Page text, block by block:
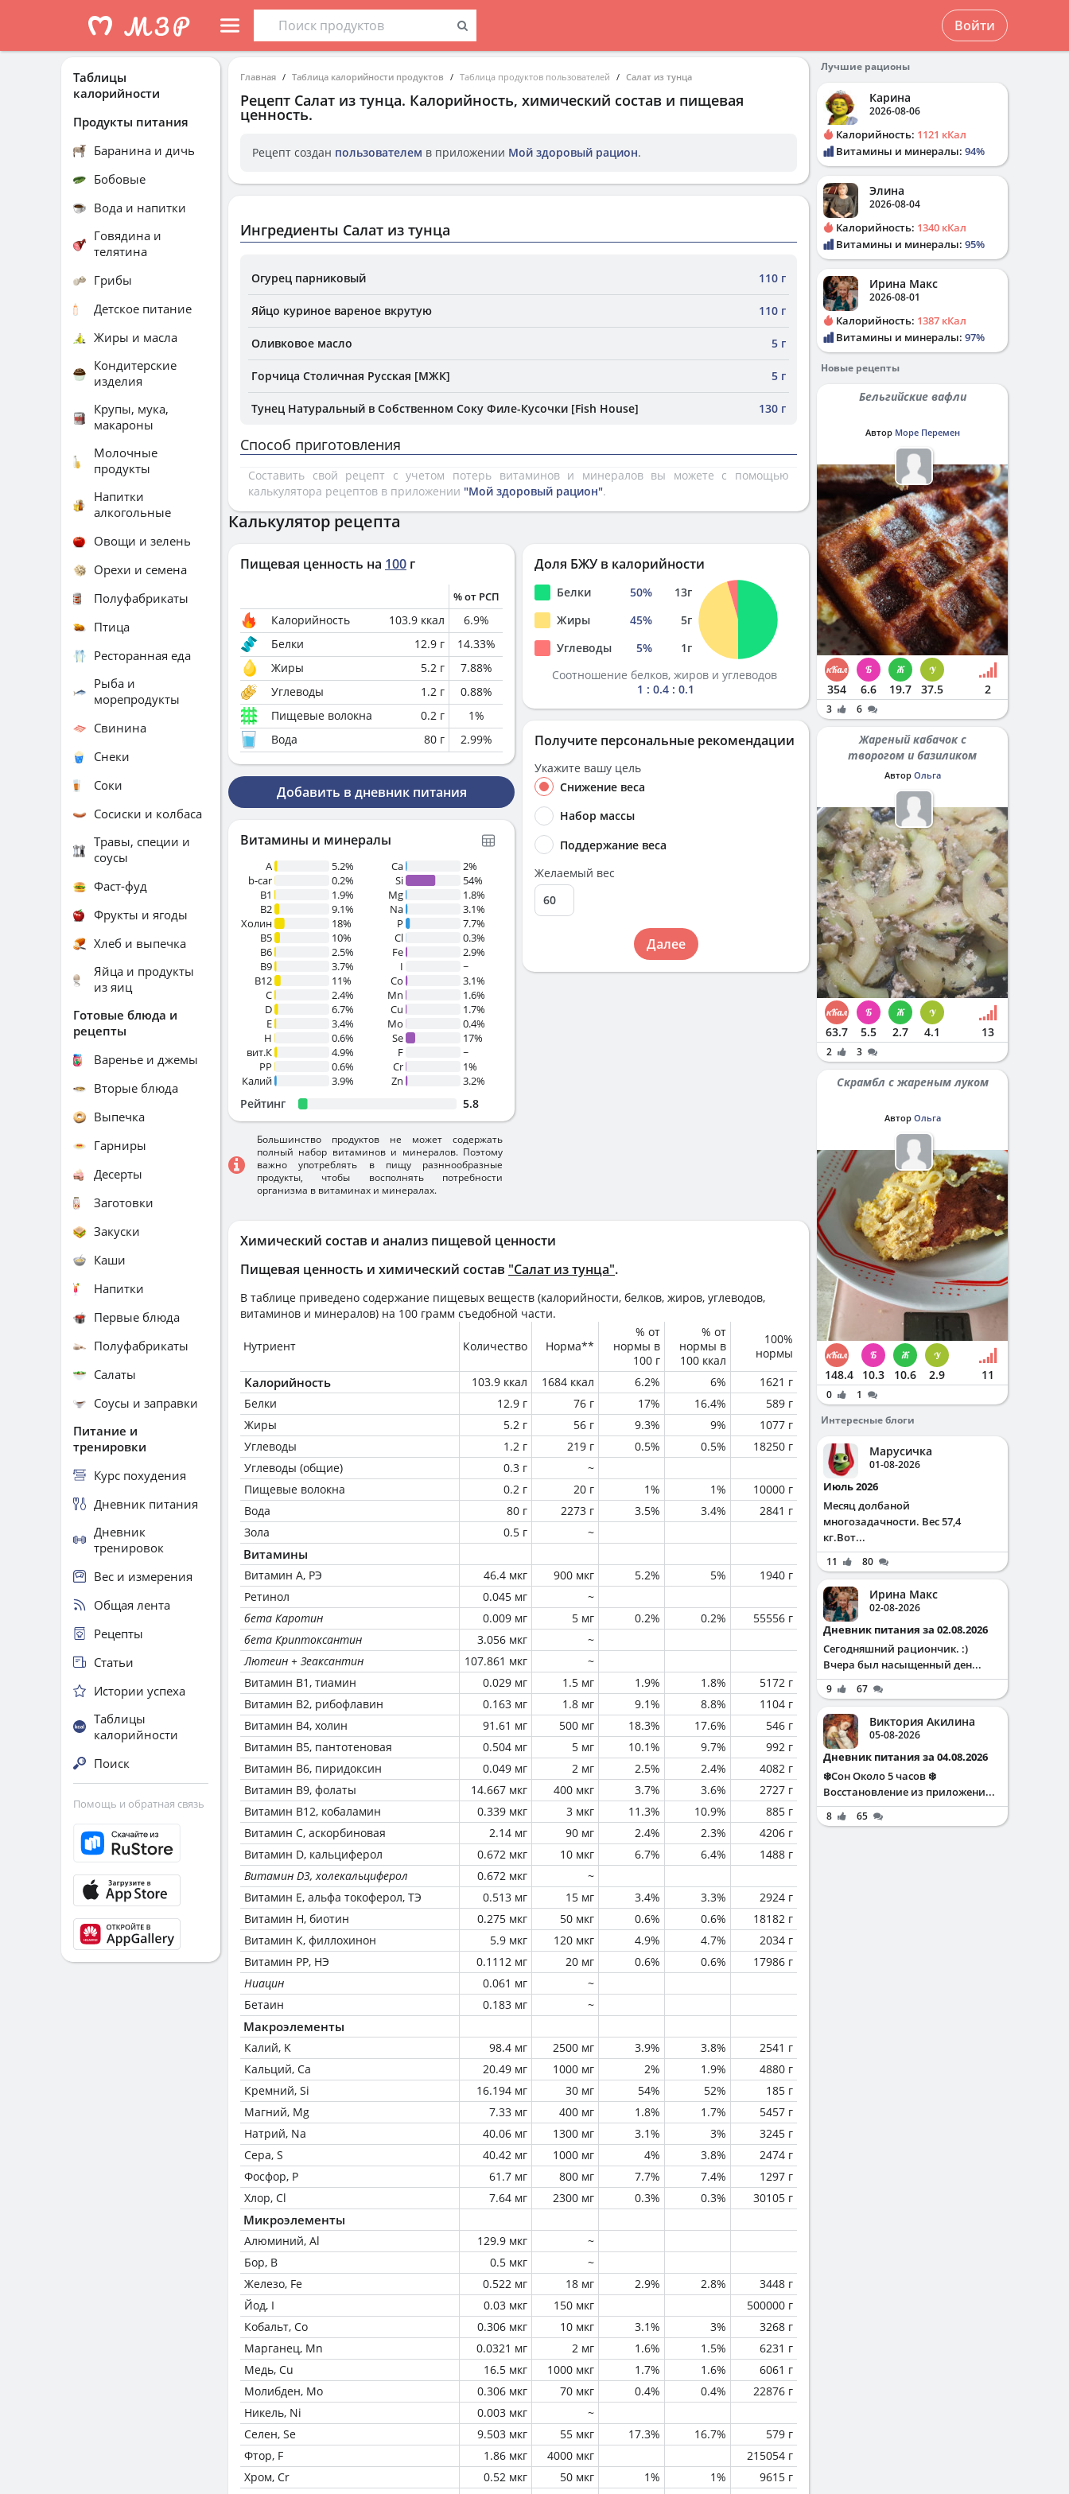
Войти
Главная Таблица калорийности продуктов Таблица продуктов пользователей Салат из тунца
Рецепт Салат из тунца. Калорийность, химический состав и пищевая
ценность.
Рецепт создан пользователем в приложении Мой здоровый рацион.
Ингредиенты Салат из тунца
Огурец парниковый 110 г
Яйцо куриное вареное вкрутую 110 г
Оливковое масло 5 г
Горчица Столичная Русская [МЖК] 5 г
Тунец Натуральный в Собственном Соку Филе-Кусочки [Fish House] 130 г
Способ приготовления
Составить свой рецепт с учетом потерь витаминов и минералов вы можете с помощью
калькулятора рецептов в приложении "Мой здоровый рацион".
Химический состав и анализ пищевой ценности
Пищевая ценность и химический состав "Салат из тунца".
В таблице приведено содержание пищевых веществ (калорийности, белков, жиров, углеводов,
витаминов и минералов) на 100 грамм съедобной части.
Нутриент Количество Норма**
% от
нормы в
100 г
% от
нормы в
100 ккал
100%
нормы
Калорийность 103.9 ккал 1684 ккал 6.2% 6%
1621 г
Белки
12.9 г 76 г 17% 16.4%
589 г
Жиры
5.2 г 56 г 9.3% 9%
1077 г
Углеводы
1.2 г 219 г 0.5% 0.5%
18250 г
Углеводы (общие)
0.3 г
~
Пищевые волокна
0.2 г 20 г 1% 1%
10000 г
Вода
80 г 2273 г 3.5% 3.4%
2841 г
Зола
0.5 г ~
Витамины
Витамин А, РЭ 46.4 мкг 900 мкг 5.2% 5%
1940 г
Ретинол
0.045 мг
~
бета Каротин
0.009 мг 5 мг 0.2% 0.2%
55556 г
бета Криптоксантин
3.056 мкг
~
Лютеин + Зеаксантин
107.861 мкг
~
Витамин В1, тиамин
0.029 мг 1.5 мг 1.9% 1.8%
5172 г
Витамин В2, рибофлавин
0.163 мг 1.8 мг 9.1% 8.8%
1104 г
Витамин В4, холин
91.61 мг 500 мг 18.3% 17.6%
546 г
Витамин В5, пантотеновая
0.504 мг 5 мг 10.1% 9.7%
992 г
Витамин В6, пиридоксин
0.049 мг 2 мг 2.5% 2.4%
4082 г
Витамин В9, фолаты
14.667 мкг 400 мкг 3.7% 3.6%
2727 г
Витамин В12, кобаламин
0.339 мкг 3 мкг 11.3% 10.9%
885 г
Витамин C, аскорбиновая
2.14 мг 90 мг 2.4% 2.3%
4206 г
Витамин D, кальциферол
0.672 мкг 10 мкг 6.7% 6.4%
1488 г
Витамин D3, холекальциферол
0.672 мкг
~
Витамин Е, альфа токоферол, ТЭ
0.513 мг 15 мг 3.4% 3.3%
2924 г
Витамин Н, биотин
0.275 мкг 50 мкг 0.6% 0.6%
18182 г
Витамин К, филлохинон
5.9 мкг 120 мкг 4.9% 4.7%
2034 г
Витамин РР, НЭ
0.1112 мг 20 мг 0.6% 0.6%
17986 г
Ниацин
0.061 мг
~
Бетаин
0.183 мг ~
Макроэлементы
Калий, K 98.4 мг 2500 мг 3.9% 3.8%
2541 г
Кальций, Ca
20.49 мг 1000 мг 2% 1.9%
4880 г
Кремний, Si
16.194 мг 30 мг 54% 52%
185 г
Магний, Mg
7.33 мг 400 мг 1.8% 1.7%
5457 г
Натрий, Na
40.06 мг 1300 мг 3.1% 3%
3245 г
Сера, S
40.42 мг 1000 мг 4% 3.8%
2474 г
Фосфор, P
61.7 мг 800 мг 7.7% 7.4%
1297 г
Хлор, Cl
7.64 мг 2300 мг 0.3% 0.3% 30105 г
Микроэлементы
Алюминий, Al 129.9 мкг
~
Бор, B
0.5 мкг
~
Железо, Fe
0.522 мг 18 мг 2.9% 2.8%
3448 г
Йод, I
0.03 мкг 150 мкг
500000 г
Кобальт, Co
0.306 мкг 10 мкг 3.1% 3%
3268 г
Марганец, Mn
0.0321 мг 2 мг 1.6% 1.5%
6231 г
Медь, Cu
16.5 мкг 1000 мкг 1.7% 1.6%
6061 г
Молибден, Mo
0.306 мкг 70 мкг 0.4% 0.4%
22876 г
Никель, Ni
0.003 мкг
~
Селен, Se
9.503 мкг 55 мкг 17.3% 16.7%
579 г
Фтор, F
1.86 мкг 4000 мкг
215054 г
Хром, Cr
0.52 мкг 50 мкг 1% 1%
9615 г
Калькулятор рецепта
Пищевая ценность на 100 г
% от РСП
Калорийность 103.9 ккал 6.9%
Белки
12.9 г 14.33%
Жиры
5.2 г 7.88%
Углеводы
1.2 г 0.88%
Пищевые волокна
0.2 г 1%
Вода
80 г 2.99%
Добавить в дневник питания
Витамины и минералы
A
5.2%
b-car
0.2%
В1
1.9%
B2
9.1%
Холин
18%
B5
10%
B6
2.5%
B9
3.7%
B12
11%
C
2.4%
D
6.7%
E
3.4%
H
0.6%
вит.К
4.9%
PP
0.6%
Калий
3.9%
Ca
2%
Si
54%
Mg
1.8%
Na
3.1%
P
7.7%
Cl
0.3%
Fe
2.9%
I
~
Co
3.1%
Mn
1.6%
Cu
1.7%
Mo
0.4%
Se
17%
F
~
Cr
1%
Zn
3.2%
Рейтинг 5.8
Большинство продуктов не может содержать
полный набор витаминов и минералов. Поэтому
важно употреблять в пищу разннообразные
продукты, чтобы восполнять потребности
организма в витаминах и минералах.
Доля БЖУ в калорийности
Белки 50% 13г
Жиры
45% 5г
Углеводы
5% 1г
Соотношение белков, жиров и углеводов
1 : 0.4 : 0.1
Получите персональные рекомендации
Укажите вашу цель
Снижение веса
Набор массы
Поддержание веса
Желаемый вес
Далее
Таблицы
калорийности
Продукты питания
Баранина и дичь
Бобовые
Вода и напитки
Говядина и
телятина
Грибы
Детское питание
Жиры и масла
Кондитерские
изделия
Крупы, мука,
макароны
Молочные
продукты
Напитки
алкогольные
Овощи и зелень
Орехи и семена
Полуфабрикаты
Птица
Ресторанная еда
Рыба и
морепродукты
Свинина
Снеки
Соки
Сосиски и колбаса
Травы, специи и
соусы
Фаст-фуд
Фрукты и ягоды
Хлеб и выпечка
Яйца и продукты
из яиц
Готовые блюда и
рецепты
Варенье и джемы
Вторые блюда
Выпечка
Гарниры
Десерты
Заготовки
Закуски
Каши
Напитки
Первые блюда
Полуфабрикаты
Салаты
Соусы и заправки
Питание и
тренировки
Курс похудения
Дневник питания
Дневник
тренировок
Вес и измерения
Общая лента
Рецепты
Статьи
Истории успеха
Таблицы
калорийности
Поиск
Помощь и обратная связь
Лучшие рационы
Карина
2026-08-06
Калорийность: 1121 кКал
Витамины и минералы: 94%
Элина
2026-08-04
Калорийность: 1340 кКал
Витамины и минералы: 95%
Ирина Макс
2026-08-01
Калорийность: 1387 кКал
Витамины и минералы: 97%
Новые рецепты
Бельгийские вафли
Автор Море Перемен
354 6.6 19.7 37.5 2
3 6
Жареный кабачок с
творогом и базиликом
Автор Ольга
63.7 5.5 2.7 4.1 13
2 3
Скрамбл с жареным луком
Автор Ольга
148.4 10.3 10.6 2.9 11
0
1
Интересные блоги
Марусичка
01-08-2026
Июль 2026
Месяц долбаной
многозадачности. Вес 57,4
кг.Вот...
11 80
Ирина Макс
02-08-2026
Дневник питания за 02.08.2026
Сегодняшний рациончик. :)
Вчера был насыщенный ден...
9 67
Виктория Акилина
05-08-2026
Дневник питания за 04.08.2026
❄️Сон Около 5 часов ❄️
Восстановление из приложени...
8 65